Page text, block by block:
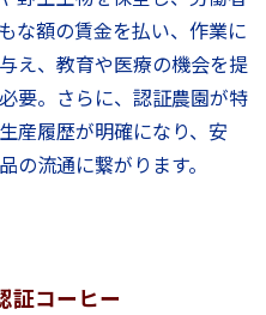
な額の賃金を払い、作業に
え、教育や医療の機会を提
要。さらに、認証農園が特
産履歴が明確になり、安
の流通に繋がります。
証コーヒー